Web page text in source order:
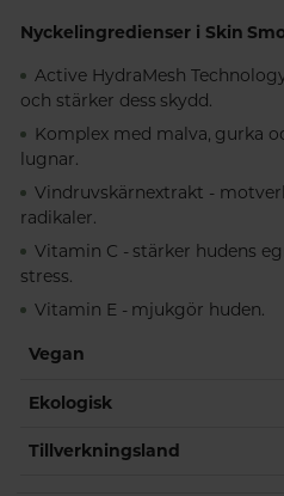
Nyckelingredienser i Skin
Active HydraMesh
och stärker dess skydd.
Komplex med malva, gurka
lugnar.
Vindruvskärnextrakt -
radikaler.
Vitamin C - stärker hudens
stress.
Vitamin E - mjukgör huden.
Vegan
Ekologisk
Tillverkningsland